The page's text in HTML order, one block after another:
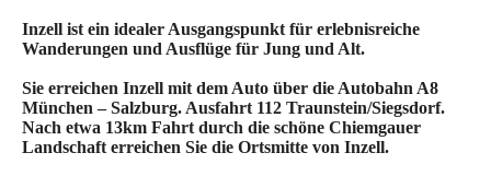
Inzell ist ein idealer Ausgangspunkt für erlebnisreiche
Wanderungen und Ausflüge für Jung und Alt.
Sie erreichen Inzell mit dem Auto über die Autobahn A8
München – Salzburg. Ausfahrt 112 Traunstein/Siegsdorf.
Nach etwa 13km Fahrt durch die schöne Chiemgauer
Landschaft erreichen Sie die Ortsmitte von Inzell.